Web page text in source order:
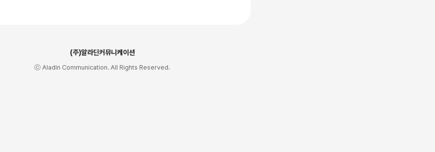
(주)알라딘커뮤니케이션
ⓒ Aladin Communication. All Rights Reserved.